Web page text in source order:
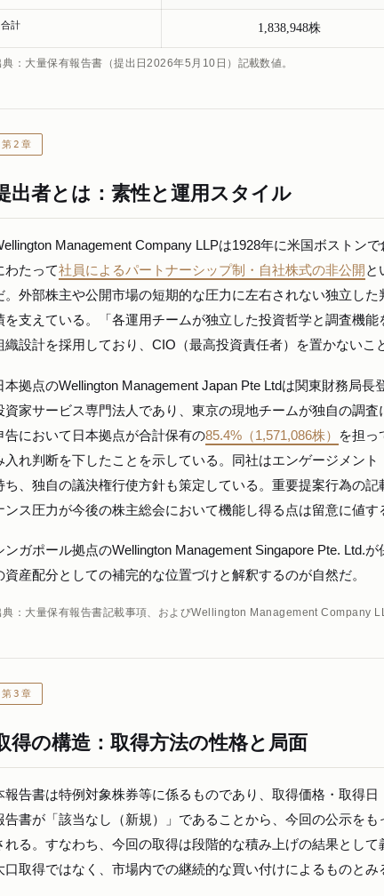
合計 1,838,948株
典：大量保有報告書（提出日2026年5月10日）記載数値。
第2章
出者とは：素性と運用スタイル
Management Company LLPは1928年に米国ボストン
わたって社員によるパートナーシップ制・自社株式の非公開 と
。外部株主や公開市場の短期的な圧力に左右されない独立し
を支えている。「各運用チームが独立した投資哲学と調査機
織設計を採用しており、CIO（最高投資責任者）を置かないこ
本拠点のWellington Management Japan Pte Ltdは関東財務局
資家サービス専門法人であり、東京の現地チームが独自の調
告において日本拠点が合計保有の85.4%（1,571,086株）
を担っ
入れ判断を下したことを示している。同社はエンゲージメン
ち、独自の議決権行使方針も策定している。重要提案行為の
ンス圧力が今後の株主総会において機能し得る点は留意に値す
ンガポール拠点のWellington Management Singapore Pte. Ltd.
資産配分としての補完的な位置づけと解釈するのが自然だ。
典：大量保有報告書記載事項、およびWellington Management Company
第3章
得の構造：取得方法の性格と局面
報告書は特例対象株券等に係るものであり、取得価格・取得
告書が「該当なし（新規）」であることから、今回の公示を
れる。すなわち、今回の取得は段階的な積み上げの結果とし
口取得ではなく、市場内での継続的な買い付けによるものとみ